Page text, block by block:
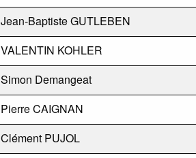
Jean-Baptiste GUTLEBEN
VALENTIN KOHLER
Simon Demangeat
Pierre CAIGNAN
Clément PUJOL